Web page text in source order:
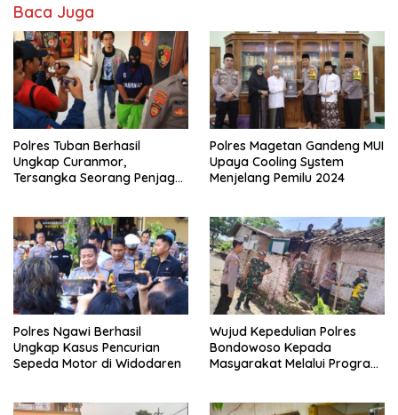
Baca Juga
Polres Tuban Berhasil
Ungkap Curanmor,
Tersangka Seorang Penjaga
Polres Magetan Gandeng MUI
Upaya Cooling System
Menjelang Pemilu 2024
Polres Ngawi Berhasil
Ungkap Kasus Pencurian
Sepeda Motor di Widodaren
Wujud Kepedulian Polres
Bondowoso Kepada
Masyarakat Melalui Program